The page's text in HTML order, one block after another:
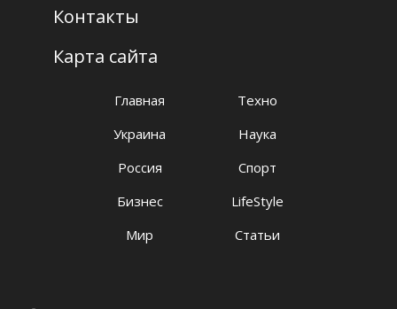
Главная
Украина
Россия
Бизнес
Мир
Техно
Наука
Спорт
LifeStyle
Статьи
Контакты
Карта сайта